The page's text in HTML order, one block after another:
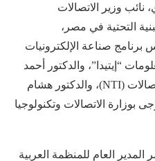
وزير الاتصالات
التحتية في مصر،
برنامج صناعة الإلكترونيات
“إيتيدا”، والدكتور أحمد
خطاب، مدير المعهد القومي للاتصالات (NTI)، والدكتور هشام
بوزارة الاتصالات وتكنولوجيا
العام للمنظمة العربية